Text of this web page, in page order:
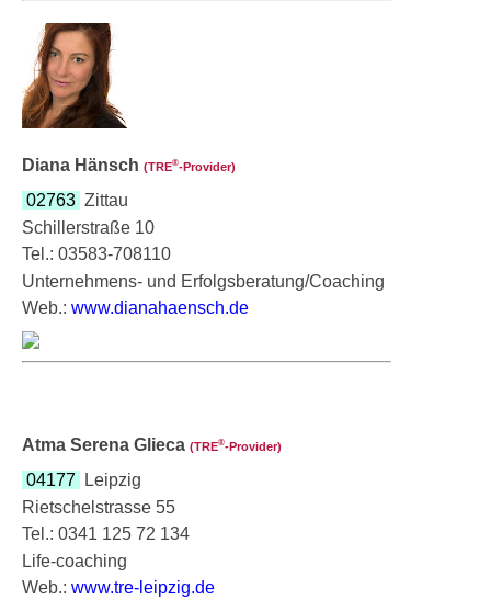
Diana Hänsch (TRE®‑Provider)
02763 Zittau
Schillerstraße 10
Tel.: 03583-708110
Unternehmens- und Erfolgsberatung/Coaching
Web.: www.dianahaensch.de
Atma Serena Glieca (TRE®‑Provider)
04177
Leipzig
Rietschelstrasse 55
Tel.: 0341 125 72 134
Life-coaching
Web.: www.tre-leipzig.de